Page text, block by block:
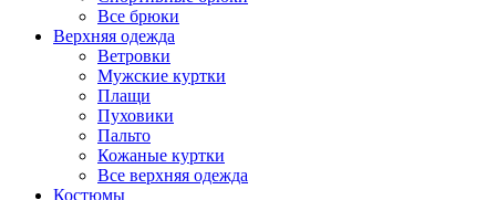
Все брюки
Верхняя одежда
Ветровки
Мужские куртки
Плащи
Пуховики
Пальто
Кожаные куртки
Все верхняя одежда
Костюмы